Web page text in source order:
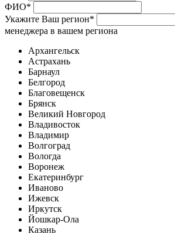
ФИО*
Укажите Ваш регион*
менеджера в вашем региона
Архангельск
Астрахань
Барнаул
Белгород
Благовещенск
Брянск
Великий Новгород
Владивосток
Владимир
Волгоград
Вологда
Воронеж
Екатеринбург
Иваново
Ижевск
Иркутск
Йошкар-Ола
Казань